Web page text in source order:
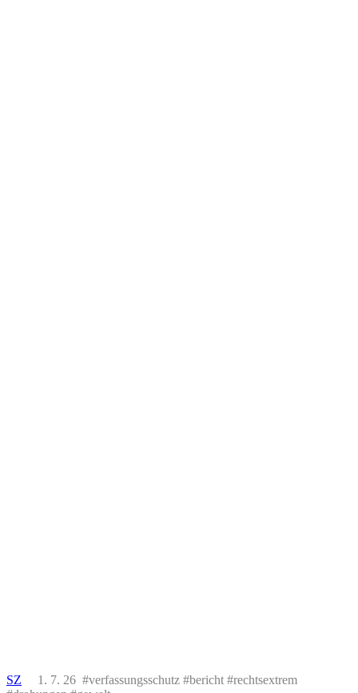
SZ 1. 7. 26 #verfassungsschutz #bericht #rechtsextrem